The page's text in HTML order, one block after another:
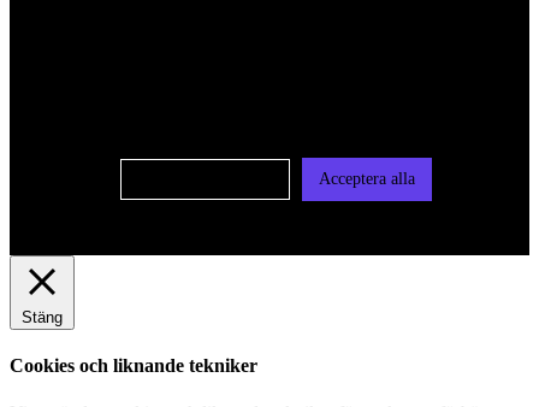
Acceptera alla
Stäng
Cookies och liknande tekniker